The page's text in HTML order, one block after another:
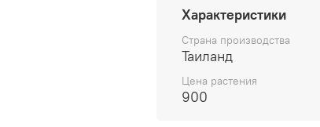
способ доставки,
согласованные счета
предварительный заказ
Внимание: фото в
вы получите. Растения
Характеристики
Страна производства
Таиланд
Цена растения
900